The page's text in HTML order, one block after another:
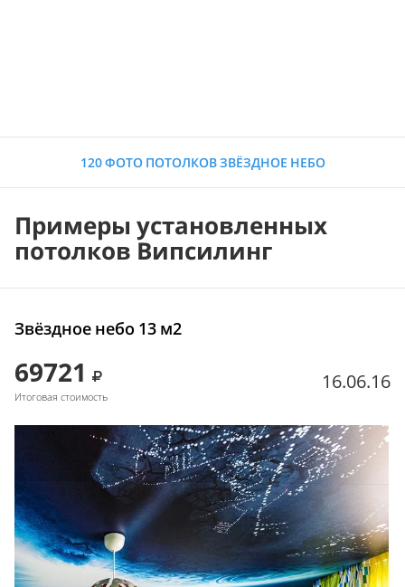
120 ФОТО ПОТОЛКОВ ЗВЁЗДНОЕ НЕБО
Примеры установленных
потолков Випсилинг
Звёздное небо 13 м2
69721
Итоговая стоимость
16.06.16